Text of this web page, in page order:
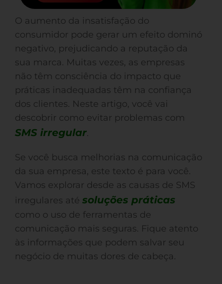
O aumento da insatisfação do
consumidor pode gerar um efeito dominó
negativo, prejudicando a reputação da
sua marca. Muitas vezes, as empresas
não têm consciência do impacto que
práticas inadequadas têm na confiança
dos clientes. Neste artigo, você vai
descobrir como evitar problemas com
SMS irregular.
Se você busca melhorias na comunicação
da sua empresa, este texto é para você.
Vamos explorar desde as causas de SMS
irregulares até soluções práticas
como o uso de ferramentas de
comunicação mais seguras. Fique atento
às informações que podem salvar seu
negócio de muitas dores de cabeça.